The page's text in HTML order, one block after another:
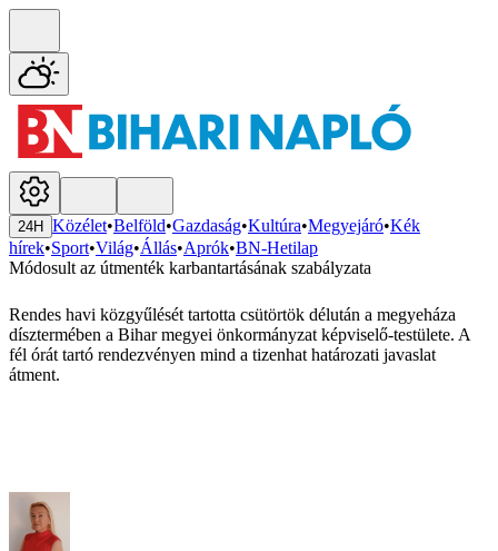
24H Közélet•Belföld•Gazdaság•Kultúra•Megyejáró•Kék
hírek•Sport•Világ•Állás•Aprók•BN-Hetilap
Módosult az útmenték karbantartásának szabályzata
Rendes havi közgyűlését tartotta csütörtök délután a megyeháza
dísztermében a Bihar megyei önkormányzat képviselő-testülete. A
fél órát tartó rendezvényen mind a tizenhat határozati javaslat
átment.